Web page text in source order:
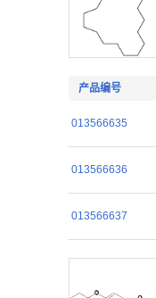
产品编号
013566635
013566636
013566637